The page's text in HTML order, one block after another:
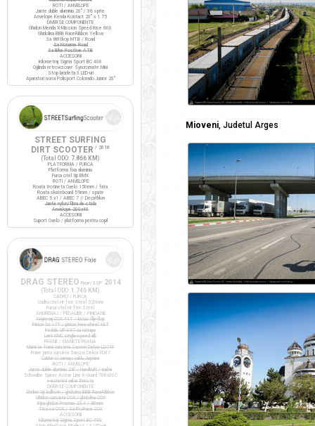
Mioveni, Judetul Arges
ROTI / ANVELOPE
Jante duble aluminiu 20" / 36 spite
Anvelope Kenda Kontact 20" x 1.75
DIVERSE COMPONENTE
Ghidon Merida X-Mission Speed Rise 600
Ghidolina BBB RaceRibbon Yellow
Sa Wittkop MTB / Road
Sa Noname Road
Sa Bike Positive ATB
ACCESORII
Kilometraj Sigma Sport BC 400
Oglinda retrovizoare Syncromate Mini
Stop bicicleta 3 LED-uri
Aparatori noroi Polisport Colorado Junior 20"
STREET SURFING
DIRT SCOOTER / 2016
(Total ODO: 7.866 KM )
PLATFORMA / FURCA
Platforma fixa aluminiu
Furca otel tip BMX
ROTI / ANVELOPE
Roata trotineta Oxelo 150mm / fata
Roata skateboard 59mm / spate
ABEC 5 x1 / ABEC 7 // Decathlon
Jante nylon/fibra de sticla
Anvelope 200x40
ACCESORII
Suport Oxelo / platforma pentru copil
DRAG STEREO Fixie/SSP 2014
(Total ODO: 1.746 KM )
CADRU / FURCA
Cadru otel Hi-Ten Steel 520mm
Furca otel Hi-Ten Steel
ANGRENAJ / PEDALIER / PINIOANE
Angrenaj COX 44T / butuc flip-flop
Pinion fix 17T / pinion freewheel 16T
Pedale VP-397 cu ratrape
Lant KMC single-speed alb
FRANE / MANETE FRANA
Manete frana cursiera Saccon Dekor LD74P
Frane janta cursiera Saccon Dekor FD07
Cabluri si camasi cablu Jagwire
ROTI / ANVELOPE
Jante duble aluminiu 28" / Handbuilt / inalte
Schwalbe Spicer Active Line K-Guard 700x30C
+ extensii valve Presta
DIVERSE COMPONENTE
Ghidon tip bullhorn / ghidolina BBB RaceRibbon
Ghidon cursiera COX / ghidolina COX
Pipa ghidon Promax 25.4 / 80mm
Tisa sa COX / Sa ProRace COX
ACCESORII
Kilometraj Sigma Sport BC 400